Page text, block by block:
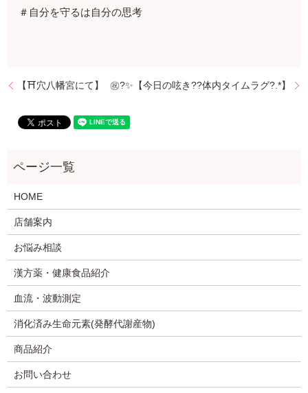
＃自分を守るは自分の思考
【⛩️穴八幡宮にて】 ㊗️?✨【今日の呟き??体内タイムラグ?.*】
HOME
店舗案内
お悩み相談
漢方薬・健康食品紹介
血流・波動測定
消化済み生命元素(発酵代謝産物)
商品紹介
お問い合わせ